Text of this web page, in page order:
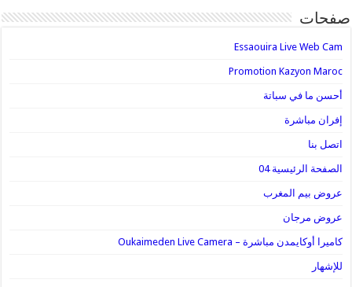
صفحات
Essaouira Live Web Cam
Promotion Kazyon Maroc
أحسن ما في سباتة
إفران مباشرة
اتصل بنا
الصفحة الرئيسية 04
عروض بيم المغرب
عروض مرجان
كاميرا أوكايمدن مباشرة – Oukaimeden Live Camera
للإشهار